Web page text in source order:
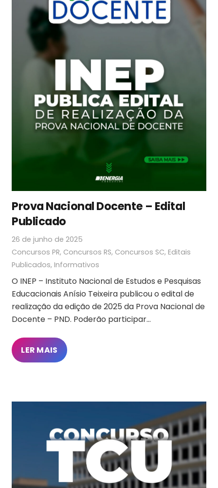
Prova Nacional Docente – Edital
Publicado
26 de junho de 2025
Concursos PR, Concursos RS, Concursos SC, Editais
Publicados, Informativos
O INEP – Instituto Nacional de Estudos e Pesquisas
Educacionais Anísio Teixeira publicou o edital de
realização da edição de 2025 da Prova Nacional de
Docente – PND. Poderão participar…
LER MAIS